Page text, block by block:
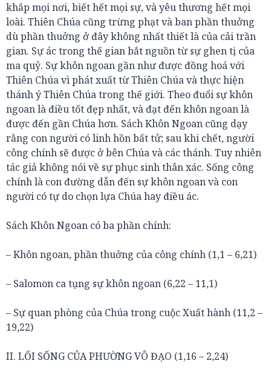
khắp mọi nơi, biết hết mọi sự, và yêu thương hết mọi
loài. Thiên Chúa cũng trừng phạt và ban phần thuởng
dù phần thuởng ở đây không nhất thiết là của cải trần
gian. Sự ác trong thế gian bắt nguồn từ sự ghen tị của
ma quỷ. Sự khôn ngoan gần như được đồng hoá với
Thiên Chúa vì phát xuất từ Thiên Chúa và thực hiện
thánh ý Thiên Chúa trong thế giới. Theo đuổi sự khôn
ngoan là điều tốt đẹp nhất, và đạt đến khôn ngoan là
được đến gần Chúa hơn. Sách Khôn Ngoan cũng dạy
rằng con người có linh hồn bất tử; sau khi chết, người
công chính sẽ được ở bên Chúa và các thánh. Tuy nhiên
tác giả không nói về sự phục sinh thân xác. Sống công
chính là con đường dẫn đến sự khôn ngoan và con
người có tự do chọn lựa Chúa hay điều ác.
Sách Khôn Ngoan có ba phần chính:
– Khôn ngoan, phần thuởng của công chính (1,1 – 6,21)
– Salomon ca tụng sự khôn ngoan (6,22 – 11,1)
– Sự quan phòng của Chúa trong cuộc Xuất hành (11,2 –
19,22)
II. LỐI SỐNG CỦA PHƯỜNG VÔ ĐẠO (1,16 – 2,24)